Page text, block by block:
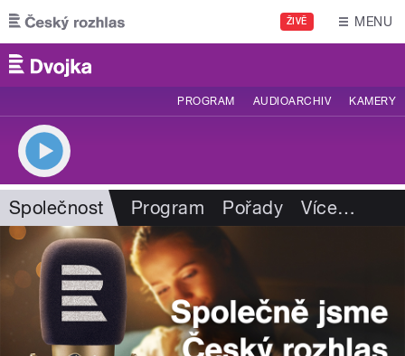
Přejít k hlavnímu obsahu
ŽIVĚ MENU
PROGRAM AUDIOARCHIV KAMERY
Společnost Program Pořady Více…